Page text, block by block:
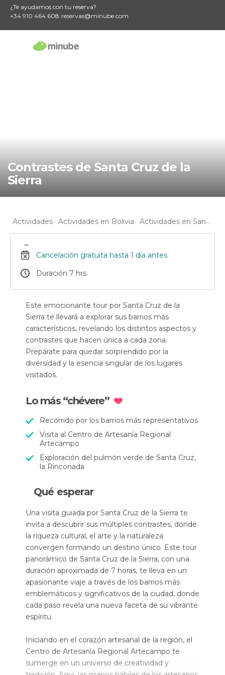
¿Te ayudamos con tu reserva?
+34 910 464 608 reservas@minube.com
Contrastes de Santa Cruz de la
Sierra
Actividades Actividades en Bolivia Actividades en Santa Cruz
Cancelación gratuita hasta 1 día antes
Duración 7 hrs.
Este emocionante tour por Santa Cruz de la
Sierra te llevará a explorar sus barrios más
característicos, revelando los distintos aspectos y
contrastes que hacen única a cada zona.
Prepárate para quedar sorprendido por la
diversidad y la esencia singular de los lugares
visitados.
Lo más “chévere”
Recorrido por los barrios más representativos
Visita al Centro de Artesanía Regional
Artecampo
Exploración del pulmón verde de Santa Cruz,
la Rinconada
Qué esperar
Una visita guiada por Santa Cruz de la Sierra te
invita a descubrir sus múltiples contrastes, donde
la riqueza cultural, el arte y la naturaleza
convergen formando un destino único. Este tour
panorámico de Santa Cruz de la Sierra, con una
duración aproximada de 7 horas, te lleva en un
apasionante viaje a través de los barrios más
emblemáticos y significativos de la ciudad, donde
cada paso revela una nueva faceta de su vibrante
espíritu.
Iniciando en el corazón artesanal de la región, el
Centro de Artesanía Regional Artecampo te
sumerge en un universo de creatividad y